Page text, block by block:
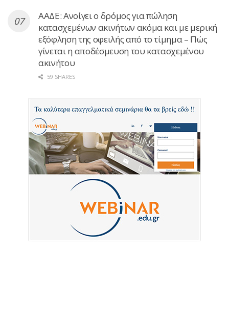
ΑΑΔΕ: Ανοίγει ο δρόμος για πώληση
κατασχεμένων ακινήτων ακόμα και με μερική
εξόφληση της οφειλής από το τίμημα – Πώς
γίνεται η αποδέσμευση του κατασχεμένου
ακινήτου
59 SHARES